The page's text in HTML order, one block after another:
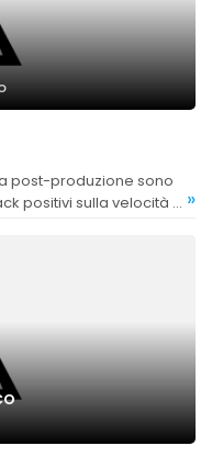
positivi sulla velocità e »